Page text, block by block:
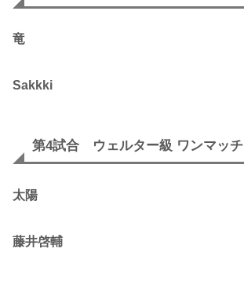
竜
Sakkki
第4試合 ウェルター級 ワンマッチ
太陽
藤井啓輔